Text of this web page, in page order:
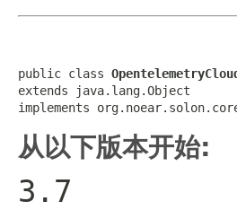
public class
extends java.lang.Object
implements
从以下版本开始:
3.7